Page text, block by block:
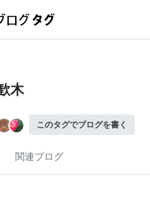
木
このタグでブログを書く
関連ブログ